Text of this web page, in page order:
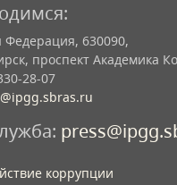
Федерация, 630090,
проспект Академика
28-07
коррупции